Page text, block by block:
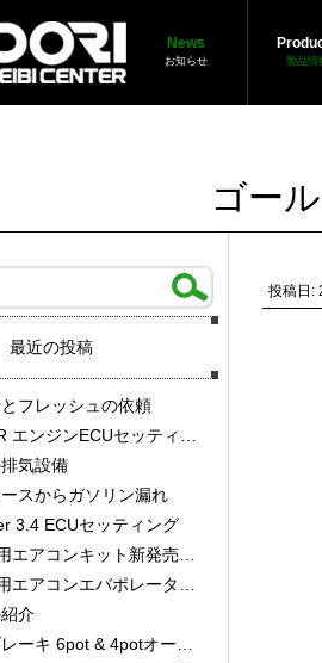
News
お知らせ 製品情
ゴー
投稿日:
最近の投稿
フレッシュの依頼
ジンECUセッティング調整
気設備
スからガソリン漏れ
3.4 ECUセッティング
アコンキット新発売！！
ンエバポレーターを新発売！！
介
6pot & 4potオーバーホール